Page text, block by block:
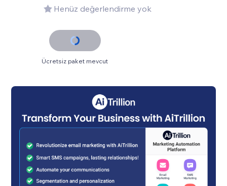
Henüz değerlendirme yok
Ücretsiz paket mevcut